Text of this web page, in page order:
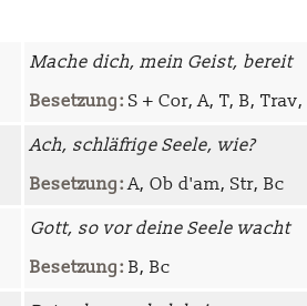
Mache dich, mein Geist, bereit
Besetzung: S + Cor, A, T, B,
Ach, schläfrige Seele, wie?
Besetzung:A, Ob d'am, Str, Bc
Gott, so vor deine Seele wacht
Besetzung: B, Bc